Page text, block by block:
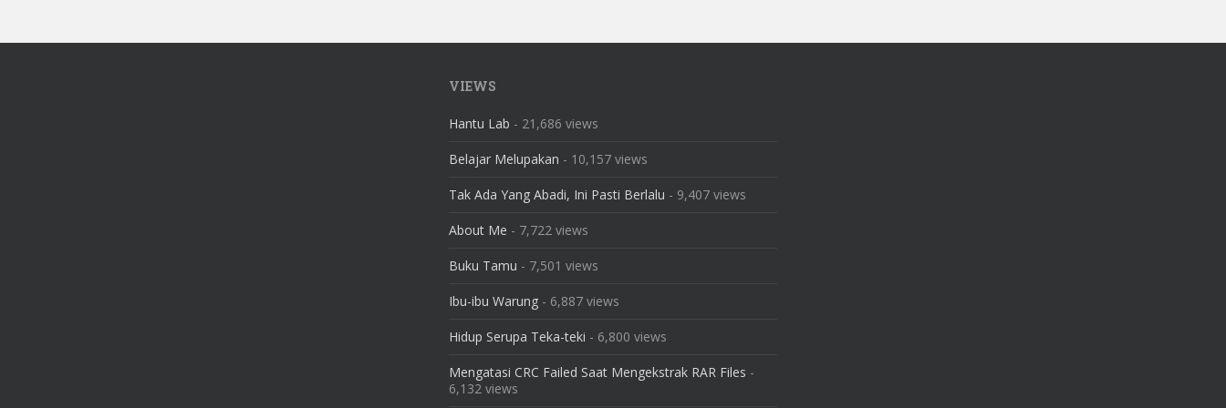
VIEWS
Hantu Lab - 21,686 views
Belajar Melupakan - 10,157 views
Tak Ada Yang Abadi, Ini Pasti Berlalu - 9,407 views
About Me - 7,722 views
Buku Tamu - 7,501 views
Ibu-ibu Warung - 6,887 views
Hidup Serupa Teka-teki - 6,800 views
Mengatasi CRC Failed Saat Mengekstrak RAR Files -
6,132 views